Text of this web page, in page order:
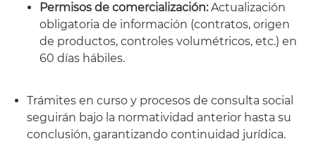
Permisos de comercialización:Actualización
obligatoria de información (contratos, origen
de productos, controles volumétricos, etc.) en
60 días hábiles.
Trámites en curso y procesos de consulta social
seguirán bajo la normatividad anterior hasta su
conclusión, garantizando continuidad jurídica.